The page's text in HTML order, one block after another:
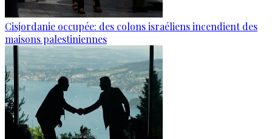
Cisjordanie occupée: des colons israéliens incendient des
maisons palestiniennes